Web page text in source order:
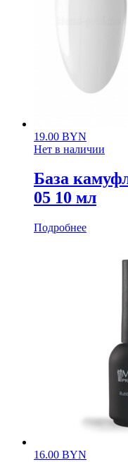
19.00 BYN
Нет в наличии
База
05 10 мл
Подробнее
16.00 BYN